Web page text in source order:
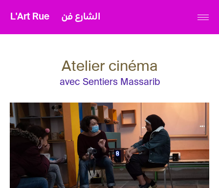
L'Art Rue الشارع فن
Atelier cinéma
avec Sentiers Massarib